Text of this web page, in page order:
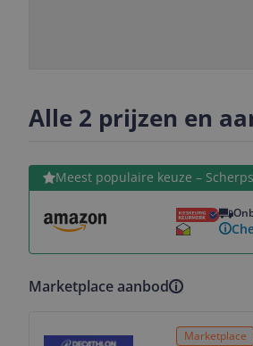
Alle 2 prijzen en
Meest populaire keuze –
Bekijk product
Marketplace aanbod
Marketplace